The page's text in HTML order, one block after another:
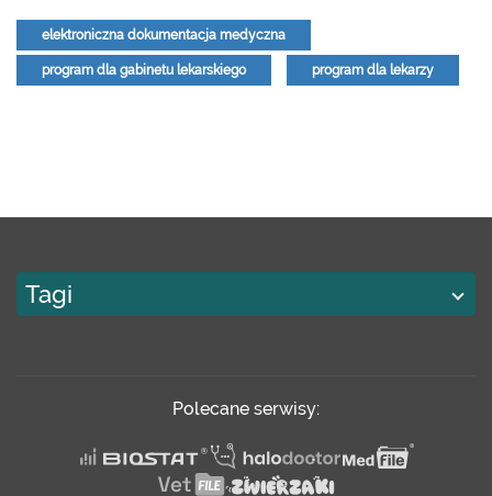
elektroniczna dokumentacja medyczna
program dla gabinetu lekarskiego program dla lekarzy
Tagi
Polecane serwisy: